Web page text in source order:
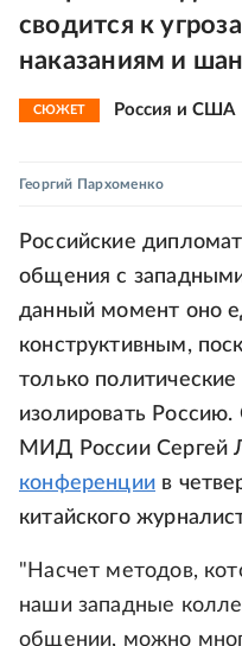
сводится к
наказаниям и
СЮЖЕТ Россия и США
Георгий Пархоменко
Российские
общения с
данный момент оно
конструктивным,
только
изолировать Россию.
МИД России Сергей
конференциив
китайского
"Насчет методов,
наши западные
общении, можно